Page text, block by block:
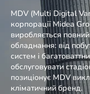
MDV (Multi Digital
корпорації Midea
виробляється
обладнання: від
систем і
обслуговувати
позиціонує MDV
кліматичний бренд.